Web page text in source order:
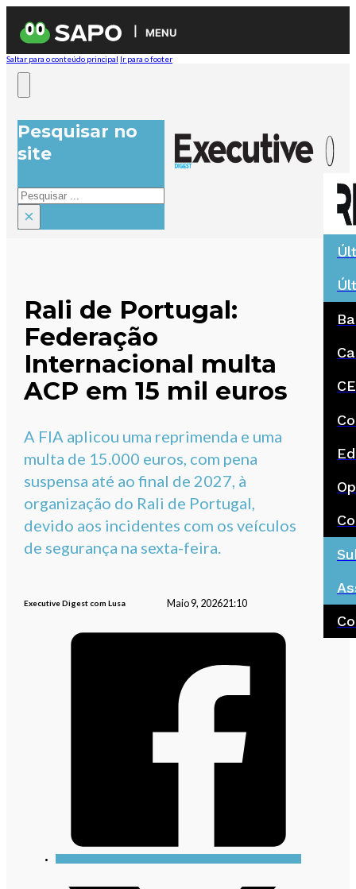
MENU
Saltar para o conteúdo principal Ir para o footer
Pesquisar no
site
Pesquisar
×
Rali de Portugal:
Federação
Internacional multa
ACP em 15 mil euros
A FIA aplicou uma reprimenda e uma
multa de 15.000 euros, com pena
suspensa até ao final de 2027, à
organização do Rali de Portugal,
devido aos incidentes com os veículos
de segurança na sexta-feira.
Executive Digest com Lusa Maio 9, 202621:10